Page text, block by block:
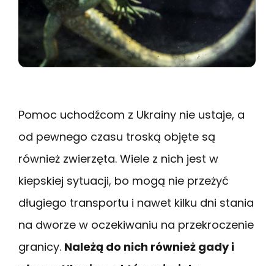
Pomoc uchodźcom z Ukrainy nie ustaje, a
od pewnego czasu troską objęte są
również zwierzęta. Wiele z nich jest w
kiepskiej sytuacji, bo mogą nie przeżyć
długiego transportu i nawet kilku dni stania
na dworze w oczekiwaniu na przekroczenie
granicy. Należą do nich również gady i